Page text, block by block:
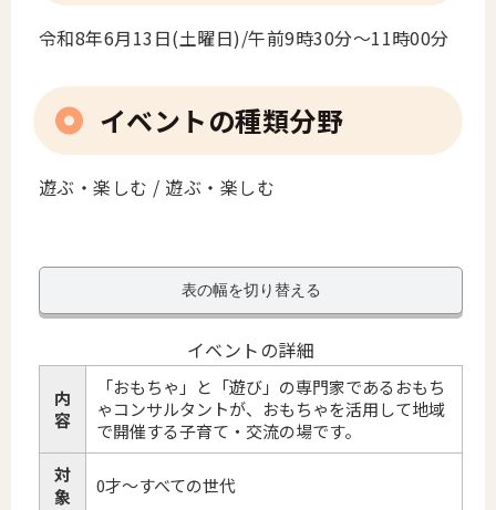
令和8年6月13日(土曜日)/午前9時30分～11時00分
イベントの種類分野
遊ぶ・楽しむ / 遊ぶ・楽しむ
表の幅を切り替える
イベントの詳細
内
容
「おもちゃ」と「遊び」の専門家であるおもち
ゃコンサルタントが、おもちゃを活用して地域
で開催する子育て・交流の場です。
対
象
0才～すべての世代